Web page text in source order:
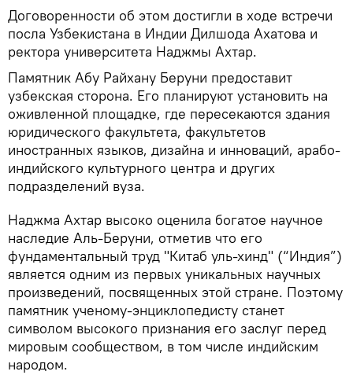
Договоренности об этом достигли в ходе встречи
посла Узбекистана в Индии Дилшода Ахатова и
ректора университета Наджмы Ахтар.
Памятник Абу Райхану Беруни предоставит
узбекская сторона. Его планируют установить на
оживленной площадке, где пересекаются здания
юридического факультета, факультетов
иностранных языков, дизайна и инноваций, арабо-
индийского культурного центра и других
подразделений вуза.
Наджма Ахтар высоко оценила богатое научное
наследие Аль-Беруни, отметив что его
фундаментальный труд "Китаб уль-хинд" (“Индия”)
является одним из первых уникальных научных
произведений, посвященных этой стране. Поэтому
памятник ученому-энциклопедисту станет
символом высокого признания его заслуг перед
мировым сообществом, в том числе индийским
народом.